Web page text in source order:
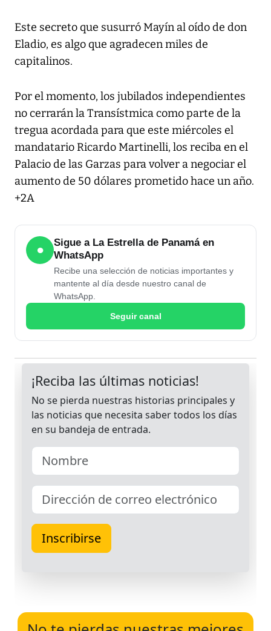
Este secreto que susurró Mayín al oído de don
Eladio, es algo que agradecen miles de
capitalinos.
Por el momento, los jubilados independientes
no cerrarán la Transístmica como parte de la
tregua acordada para que este miércoles el
mandatario Ricardo Martinelli, los reciba en el
Palacio de las Garzas para volver a negociar el
aumento de 50 dólares prometido hace un año.
+2A
●
Sigue a La Estrella de Panamá en
WhatsApp
Recibe una selección de noticias importantes y
mantente al día desde nuestro canal de
WhatsApp.
Seguir canal